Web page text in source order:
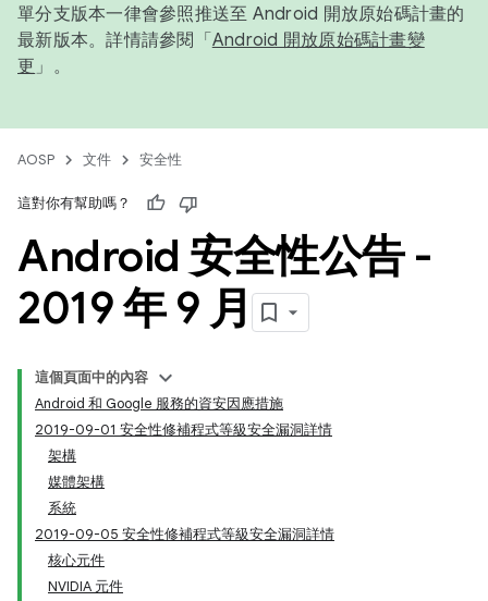
單分支版本一律會參照推送至 Android 開放原始碼計畫的
最新版本。詳情請參閱「 Android 開放原始碼計畫變
更 」。
AOSP 文件 安全性
這對你有幫助嗎？
Android 安全性公告 -
2019 年 9 月
這個頁面中的內容
Android 和 Google 服務的資安因應措施
2019-09-01 安全性修補程式等級安全漏洞詳情
架構
媒體架構
系統
2019-09-05 安全性修補程式等級安全漏洞詳情
核心元件
NVIDIA 元件